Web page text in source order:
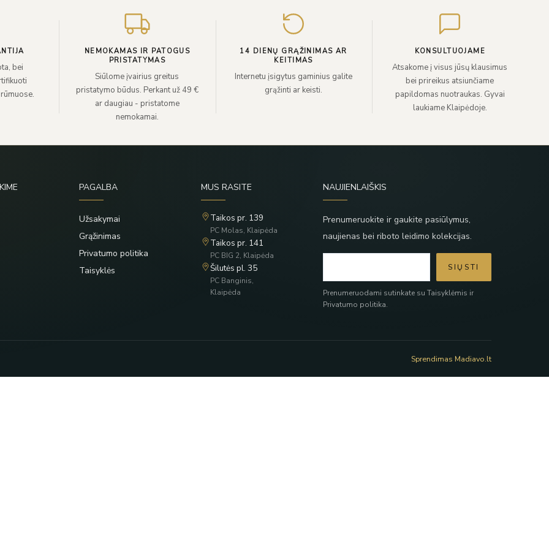
bei
NEMOKAMAS IR PATOGUS
PRISTATYMAS
Siūlome įvairius greitus
pristatymo būdus. Perkant už 49 €
ar daugiau - pristatome
nemokamai.
14 DIENŲ GRĄŽINIMAS AR
KEITIMAS
Internetu įsigytus gaminius galite
grąžinti ar keisti.
KONSULTUOJAME
Atsakome į visus jūsų klausimus
bei prireikus atsiunčiame
papildomas nuotraukas. Gyvai
laukiame Klaipėdoje.
PAGALBA
Užsakymai
Grąžinimas
Privatumo politika
Taisyklės
MUS RASITE
Taikos pr. 139
PC Molas, Klaipėda
Taikos pr. 141
PC BIG 2, Klaipėda
Šilutės pl. 35
PC Banginis,
Klaipėda
NAUJIENLAIŠKIS
Prenumeruokite ir gaukite pasiūlymus,
naujienas bei riboto leidimo kolekcijas.
SIŲSTI
Prenumeruodami sutinkate su Taisyklėmis ir
Privatumo politika.
Sprendimas Madiavo.lt